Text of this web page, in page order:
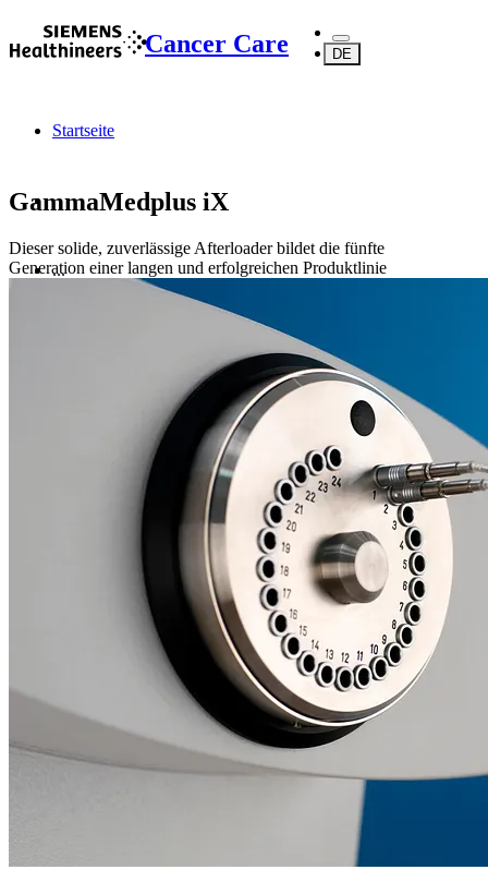
Cancer Care DE
Startseite
...
Brachytherapie
Afterloader und Applikatoren
GammaMedplus iX
GammaMedplus iX
Dieser solide, zuverlässige Afterloader bildet die fünfte
Generation einer langen und erfolgreichen Produktlinie